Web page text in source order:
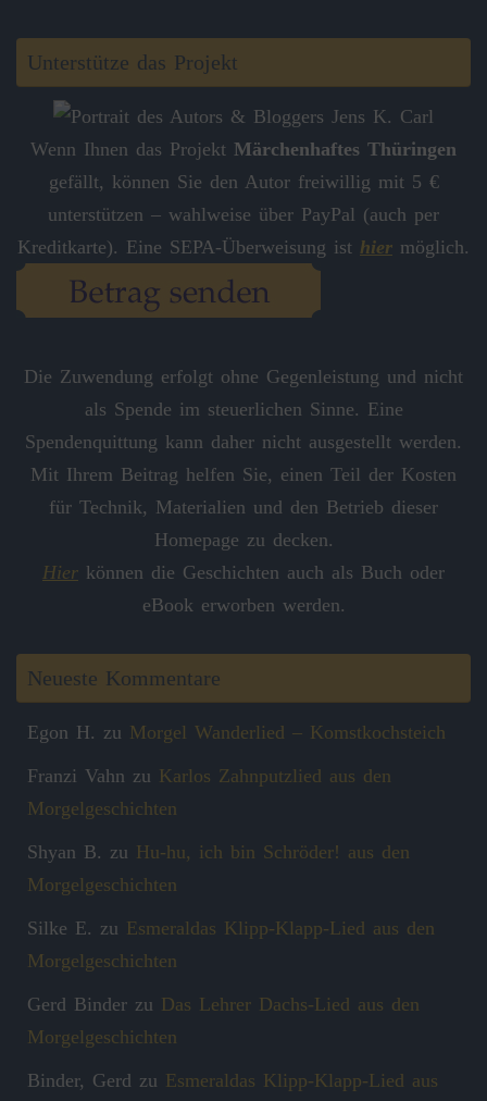
Unterstütze das Projekt
Wenn Ihnen das Projekt Märchenhaftes Thüringen
gefällt, können Sie den Autor freiwillig mit 5 €
unterstützen – wahlweise über PayPal (auch per
Kreditkarte). Eine SEPA-Überweisung ist hier möglich.
Die Zuwendung erfolgt ohne Gegenleistung und nicht
als Spende im steuerlichen Sinne. Eine
Spendenquittung kann daher nicht ausgestellt werden.
Mit Ihrem Beitrag helfen Sie, einen Teil der Kosten
für Technik, Materialien und den Betrieb dieser
Homepage zu decken.
Hier können die Geschichten auch als Buch oder
eBook erworben werden.
Neueste Kommentare
Egon H. zu Morgel Wanderlied – Komstkochsteich
Franzi Vahn zu Karlos Zahnputzlied aus den
Morgelgeschichten
Shyan B. zu Hu-hu, ich bin Schröder! aus den
Morgelgeschichten
Silke E. zu Esmeraldas Klipp‑Klapp‑Lied aus den
Morgelgeschichten
Gerd Binder zu Das Lehrer Dachs-Lied aus den
Morgelgeschichten
Binder, Gerd zu Esmeraldas Klipp‑Klapp‑Lied aus